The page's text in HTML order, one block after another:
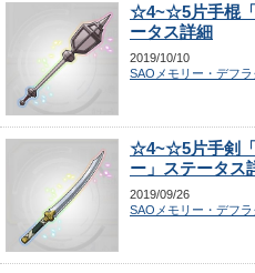
☆4~☆5片手棍「
ータス詳細
2019/10/10
SAOメモリー・デフラ
☆4~☆5片手剣「
ー」ステータス
2019/09/26
SAOメモリー・デフラ